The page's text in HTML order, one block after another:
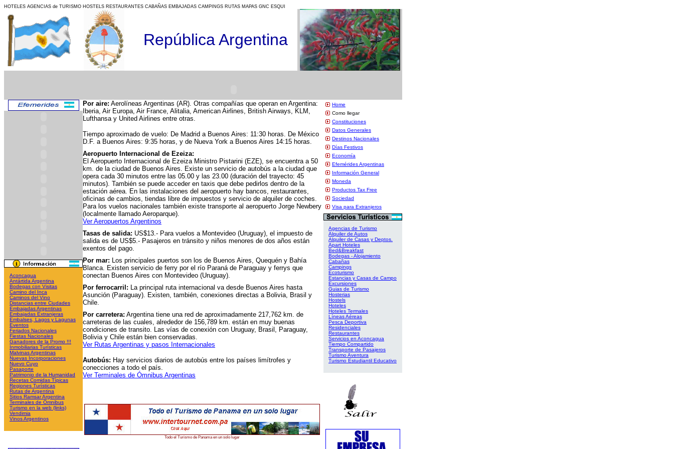
HOTELES AGENCIAS de TURISMO HOSTELS RESTAURANTES CABAÑAS EMBAJADAS CAMPINGS RUTAS MAPAS GNC ESQUI
República Argentina
Por aire: Aerolíneas Argentinas (AR). Otras compañías que operan en Argentina:
Iberia, Air Europa, Air France, Alitalia, American Airlines, British Airways, KLM,
Lufthansa y United Airlines entre otras.
Tiempo aproximado de vuelo: De Madrid a Buenos Aires: 11:30 horas. De México
D.F. a Buenos Aires: 9:35 horas, y de Nueva York a Buenos Aires 14:15 horas.
Aeropuerto Internacional de Ezeiza:
El Aeropuerto Internacional de Ezeiza Ministro Pistarini (EZE), se encuentra a 50
km. de la ciudad de Buenos Aires. Existe un servicio de autobús a la ciudad que
opera cada 30 minutos entre las 05.00 y las 23.00 (duración del trayecto: 45
minutos). También se puede acceder en taxis que debe pedirlos dentro de la
estación aérea. En las instalaciones del aeropuerto hay bancos, restaurantes,
oficinas de cambios, tiendas libre de impuestos y servicio de alquiler de coches.
Para los vuelos nacionales también existe transporte al aeropuerto Jorge Newbery
(localmente llamado Aeroparque).
Ver Aeropuertos Argentinos
Tasas de salida: US$13.- Para vuelos a Montevideo (Uruguay), el impuesto de
salida es de US$5.- Pasajeros en tránsito y niños menores de dos años están
exentos del pago.
Por mar: Los principales puertos son los de Buenos Aires, Quequén y Bahía
Blanca. Existen servicio de ferry por el río Paraná de Paraguay y ferrys que
conectan Buenos Aires con Montevideo (Uruguay).
Por ferrocarril: La principal ruta internacional va desde Buenos Aires hasta
Asunción (Paraguay). Existen, también, conexiones directas a Bolivia, Brasil y
Chile.
Por carretera: Argentina tiene una red de aproximadamente 217,762 km. de
carreteras de las cuales, alrededor de 156,789 km. están en muy buenas
condiciones de transito. Las vías de conexión con Uruguay, Brasil, Paraguay,
Bolivia y Chile están bien conservadas.
Ver Rutas Argentinas y pasos Internacionales
Autobús: Hay servicios diarios de autobús entre los países limítrofes y
conecciones a todo el país.
Ver Terminales de Ómnibus Argentinas
Todo el Turismo de Panama en un solo lugar
Home
Como llegar
Constituciones
Datos Generales
Destinos Nacionales
Días Festivos
Economía
Efemérides Argentinas
Información General
Moneda
Productos Tax Free
Sociedad
Visa para Extranjeros
Agencias de Turismo
Alquiler de Autos
Alquiler de Casas y Deptos.
Apart Hoteles
Bed&Breakfast
Bodegas - Alojamiento
Cabañas
Campings
Ecoturismo
Estancias y Casas de Campo
Excursiones
Guias de Turismo
Hosterias
Hostels
Hoteles
Hoteles Termales
Líneas Aéreas
Pesca Deportiva
Residenciales
Restaurantes
Servicios en Aconcagua
Tiempo Compartido
Transporte de Pasajeros
Turismo Aventura
Turismo Estudiantil Educativo
Aconcagua
Antártida Argentina
Bodegas con Visitas
Camino del Inca
Caminos del Vino
Distancias entre Ciudades
Embajadas Argentinas
Embajadas Extranjeras
Embalses, Lagos y Lagunas
Eventos
Feriados Nacionales
Fiestas Nacionales
Ganadores de la Promo !!!
Inmobiliarias Turísticas
Malvinas Argentinas
Nuevas Incorporaciones
Nuevo Cuyo
Pasaporte
Patrimonio de la Humanidad
Recetas Comidas Típicas
Regiones Turísticas
Rutas de Argentina
Sitios Ramsar Argentina
Terminales de Ómnibus
Turismo en la web (links)
Vendimia
Vinos Argentinos